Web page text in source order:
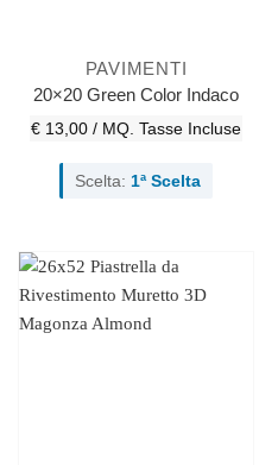
PAVIMENTI
20×20 Green Color Indaco
€ 13,00 / MQ. Tasse Incluse
Scelta: 1ª Scelta